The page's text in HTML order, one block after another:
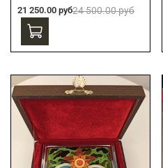
21 250.00 руб24 500.00 руб